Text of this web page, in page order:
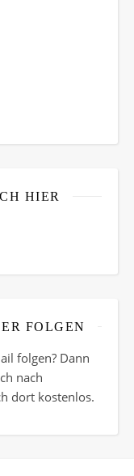
HIER
FOLGEN
folgen? Dann
nach
dort kostenlos.